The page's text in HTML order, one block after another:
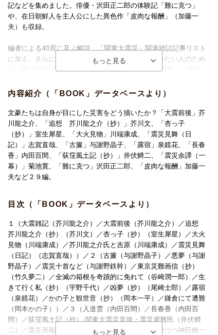
記などを集めました。俳優・沢田正二郎の体験記「難に克つ」
や、在日朝鮮人を主人公にした異色作「皮肉な報酬」（加藤一
夫）も収録。
編者による40頁に及ぶ解説、「関東大震災」関連雑誌記事リスト
に加え、さらに「関東大震災」に関する作品を読みたい人のため
に、延べ2000タイトルに及ぶ関連作品リスト（「図書」「雑誌」
芥川龍之介「大震雑記」
芥川文「追想 芥川龍之介（抄）」
室生犀星「杏っ子（抄）」
川端康成「大火見物」
川端康成「芥川龍之介氏と吉原」
志賀直哉「震災見舞（日記）」
与謝野晶子「悪夢」十首
与謝野鉄幹「震災」十首など
宇野千代「生きて行く私（抄）」
尾崎士郎「凶夢（抄）」
泉鏡花「露宿」
岡本一平「かの子と観世音（抄）」
岡本かの子「鎌倉にて遭難」十首
内田百間「入道雲」
内田百間「長春香」
井伏鱒二「荻窪風土記（抄）-関東大震災直後・震災避難民ー」
宮武外骨「震災画報（抄）」
菊池寛「火の子を浴びつつ神田橋一つ橋間を脱走す」
菊池寛「震災余譚（一幕）」
横光利一「転換期の文学（抄）」
内容紹介（「BOOK」データベースより）
文豪たちは自身が目にした災害をどう描いたか？「大震前後」芥
川龍之介、「追想 芥川龍之介（抄）」芥川文、「杏っ子
（抄）」室生犀星、「大火見物」川端康成、「震災見舞（日
記）」志賀直哉、「古簾」与謝野晶子、「露宿」泉鏡花、「長春
香」内田百間、「荻窪風土記（抄）」井伏鱒二、「震災余譚（一
幕）」菊池寛、「難に克つ」沢田正二郎、「皮肉な報酬」加藤一
夫など２９編。
目次（「BOOK」データベースより）
１（大震雑記（芥川龍之介）／大震前後（芥川龍之介）／追想
芥川龍之介（抄）（芥川文）／杏っ子（抄）（室生犀星）／大火
見物（川端康成）／芥川龍之介氏と吉原（川端康成）／震災見舞
（日記）（志賀直哉））／２（古簾（与謝野晶子）／悪夢（与謝
野晶子）／震災十首など（与謝野鉄幹）／東京災難画信（抄）
（竹久夢二）／全滅の箱根を奇蹟的に免れて（谷崎潤一郎）／生
きて行く私（抄）（宇野千代）／凶夢（抄）（尾崎士郎）／露宿
（泉鏡花）／かの子と観世音（抄）（岡本一平）／鎌倉にて遭難
（岡本かの子））／３（入道雲（内田百間）／長春香（内田百
間）／荻窪風土記（抄）-関東大震災直後・震災避難民（井伏鱒
二）／震災画報（抄）（宮武外骨）／火の子を浴びつつ神田橋一